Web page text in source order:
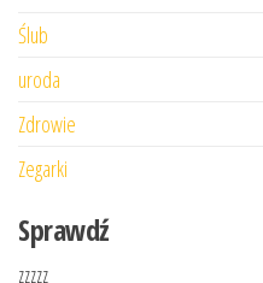
Ślub
uroda
Zdrowie
Zegarki
Sprawdź
zzzzz